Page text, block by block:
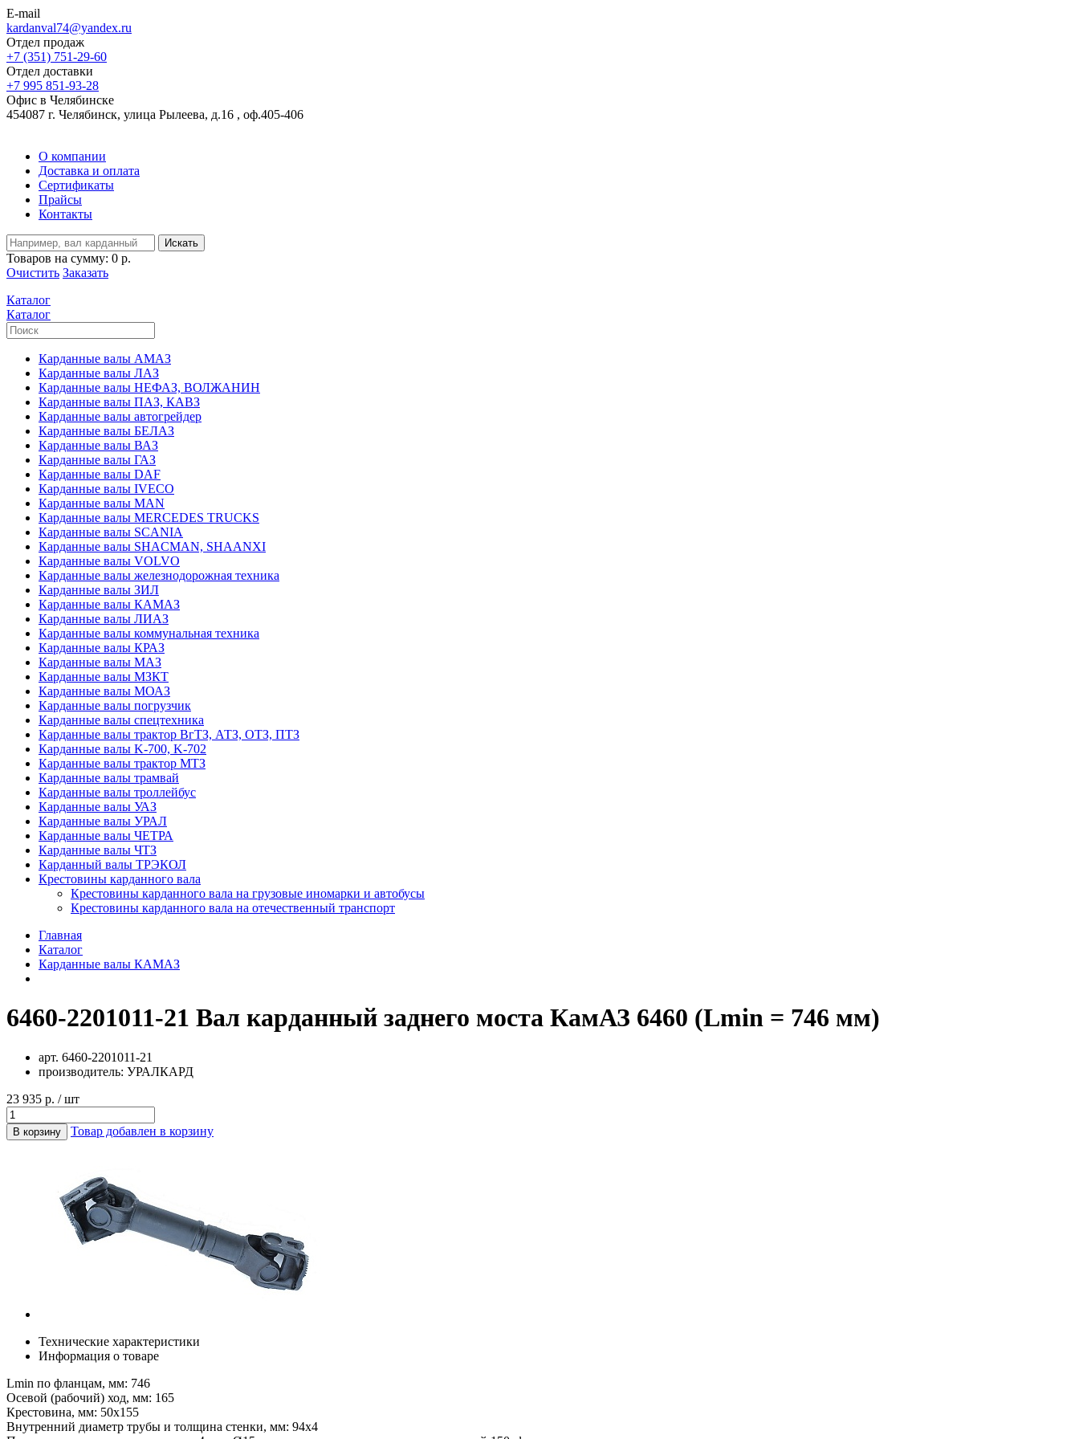
E-mail
kardanval74@yandex.ru
Отдел продаж
+7 (351) 751-29-60
Отдел доставки
+7 995 851-93-28
Офис в Челябинске
454087 г. Челябинск, улица Рылеева, д.16 , оф.405-406
О компании
Доставка и оплата
Сертификаты
Прайсы
Контакты
Искать
Товаров на сумму: 0 р.
Очистить Заказать
Каталог
Каталог
Карданные валы АМАЗ
Карданные валы ЛАЗ
Карданные валы НЕФАЗ, ВОЛЖАНИН
Карданные валы ПАЗ, КАВЗ
Карданные валы автогрейдер
Карданные валы БЕЛАЗ
Карданные валы ВАЗ
Карданные валы ГАЗ
Карданные валы DAF
Карданные валы IVECO
Карданные валы MAN
Карданные валы MERCEDES TRUCKS
Карданные валы SCANIA
Карданные валы SHACMAN, SHAANXI
Карданные валы VOLVO
Карданные валы железнодорожная техника
Карданные валы ЗИЛ
Карданные валы КАМАЗ
Карданные валы ЛИАЗ
Карданные валы коммунальная техника
Карданные валы КРАЗ
Карданные валы МАЗ
Карданные валы МЗКТ
Карданные валы МОАЗ
Карданные валы погрузчик
Карданные валы спецтехника
Карданные валы трактор ВгТЗ, АТЗ, ОТЗ, ПТЗ
Карданные валы K-700, K-702
Карданные валы трактор МТЗ
Карданные валы трамвай
Карданные валы троллейбус
Карданные валы УАЗ
Карданные валы УРАЛ
Карданные валы ЧЕТРА
Карданные валы ЧТЗ
Карданный валы ТРЭКОЛ
Крестовины карданного вала
Крестовины карданного вала на грузовые иномарки и автобусы
Крестовины карданного вала на отечественный транспорт
Главная
Каталог
Карданные валы КАМАЗ
6460-2201011-21 Вал карданный заднего моста КамАЗ 6460 (Lmin = 746 мм)
арт. 6460-2201011-21
производитель: УРАЛКАРД
23 935 р. / шт
В корзину Товар добавлен в корзину
Технические характеристики
Информация о товаре
Lmin по фланцам, мм: 746
Осевой (рабочий) ход, мм: 165
Крестовина, мм: 50х155
Внутренний диаметр трубы и толщина стенки, мм: 94х4